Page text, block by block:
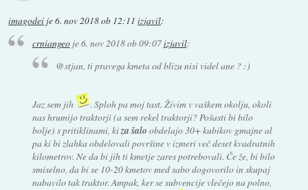
imagodei je6. nov 2018 ob 12:11 izjavil:
crniangeoje6. nov 2018 ob 09:07izjavil:
@stjan, ti pravega kmeta od blizu nisi videl ane ? :)
Jaz sem jih
. Sploh pa moj tast. Živim v vaškem okolju, okoli
nas hrumijo traktorji (a sem rekel traktorji? Pošasti bi bilo
bolje) s pritiklinami, kiza šalo obdelajo 30+ kubikov gmajne al
pa ki bi zlahka obdelovali površine v izmeri več deset kvadratnih
kilometrov. Ne da bi jih ti kmetje zares potrebovali. Če že, bi bilo
smiselno, da bi se 10-20 kmetov med sabo dogovorilo in skupaj
nabavilo tak traktor. Ampak, ker se subvencije vlečejo na polno,